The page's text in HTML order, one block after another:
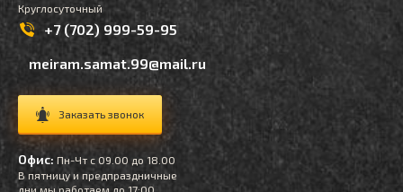
Круглосуточный
+7 (702) 999-59-95
meiram.samat.99@mail.ru
Заказать звонок
Офис: Пн-Чт с 09.00 до 18.00
В пятницу и предпраздничные
дни мы работаем до 17:00